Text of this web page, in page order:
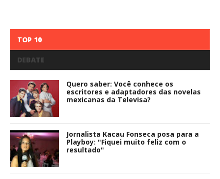
TOP 10
DEBATE
Quero saber: Você conhece os
escritores e adaptadores das novelas
mexicanas da Televisa?
Jornalista Kacau Fonseca posa para a
Playboy: "Fiquei muito feliz com o
resultado"